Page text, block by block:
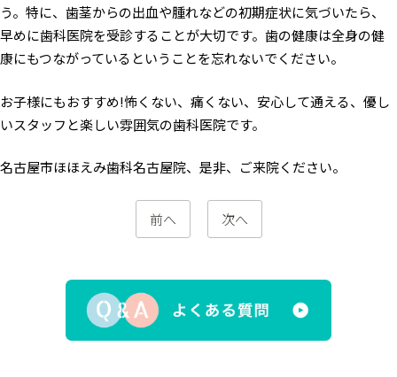
う。特に、歯茎からの出血や腫れなどの初期症状に気づいたら、
早めに歯科医院を受診することが大切です。歯の健康は全身の健
康にもつながっているということを忘れないでください。
お子様にもおすすめ!怖くない、痛くない、安心して通える、優し
いスタッフと楽しい雰囲気の歯科医院です。
名古屋市ほほえみ歯科名古屋院、是非、ご来院ください。
前へ 次へ